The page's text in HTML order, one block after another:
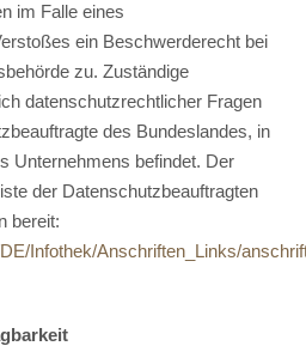
im Falle eines
ein Beschwerderecht bei
zu. Zuständige
datenschutzrechtlicher Fragen
des Bundeslandes, in
Unternehmens befindet. Der
der Datenschutzbeauftragten
bereit:
Infothek/Anschriften_Links/